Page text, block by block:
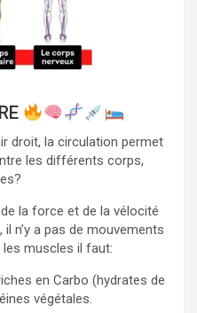
droit, la circulation permet
les différents corps,
la force et de la vélocité
n’y a pas de mouvements
muscles il faut:
en Carbo (hydrates de
végétales.